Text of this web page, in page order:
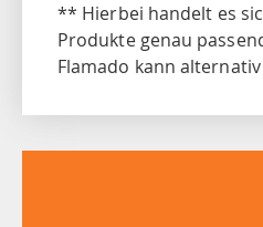
** Hierbei handelt es
Produkte genau
Flamado kann